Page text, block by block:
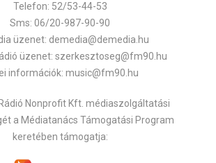
Telefon: 52/53-44-53
Sms: 06/20-987-90-90
üzenet: demedia@demedia.hu
üzenet: szerkesztoseg@fm90.hu
információk: music@fm90.hu
Nonprofit Kft. médiaszolgáltatási
a Médiatanács Támogatási Program
keretében támogatja: